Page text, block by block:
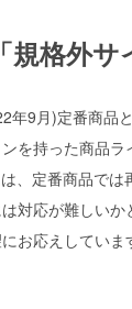
「規格外サ
年9月)定番商品
を持った商品
、定番商品で
対応が難しい
お応えしてい